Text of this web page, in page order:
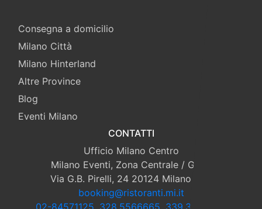
Consegna a domicilio
Milano Città
Milano Hinterland
Altre Province
Blog
Eventi Milano
CONTATTI
Ufficio Milano Centro
Milano Eventi, Zona Centrale / Gioia
Via G.B. Pirelli, 24 20124 Milano (Mi)
booking@ristoranti.mi.it
02-84571125 328.5566665 339.3359865